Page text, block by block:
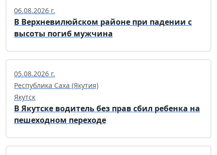
06.08.2026 г.
В Верхневилюйском районе при падении с
высоты погиб мужчина
05.08.2026 г.
Республика Саха (Якутия)
Якутск
В Якутске водитель без прав сбил ребенка на
пешеходном переходе